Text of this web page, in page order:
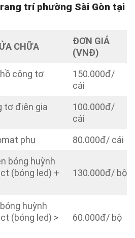
trí phường Sài Gòn tại
CHỮA
ĐƠN GIÁ
(VNĐ)
công tơ
150.000đ/
cái
tơ điện gia
100.000đ/
cái
phụ 80.000đ/ cái
bóng huỳnh
(bóng led) +
130.000đ/ bộ
huỳnh
(bóng led) >
60.000đ/ bộ